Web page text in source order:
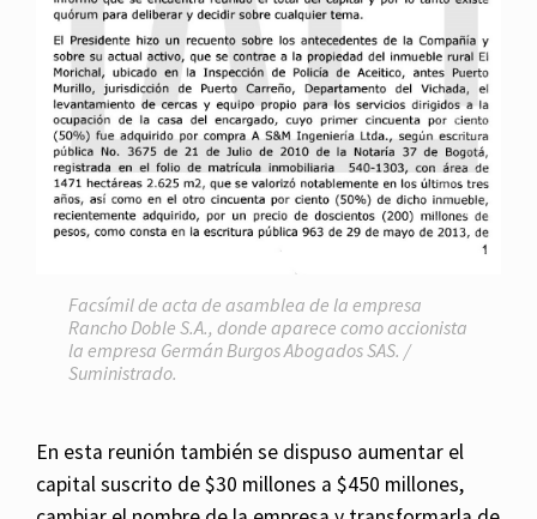
Facsímil de acta de asamblea de la empresa
Rancho Doble S.A., donde aparece como accionista
la empresa Germán Burgos Abogados SAS. /
Suministrado.
En esta reunión también se dispuso aumentar el
capital suscrito de $30 millones a $450 millones,